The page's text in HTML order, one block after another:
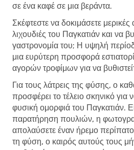
σε ένα καφέ σε μια βεράντα.
Σκέφτεστε να δοκιμάσετε μερικές
λιχουδιές του Παγκατιάν και να
γαστρονομία του; Η υψηλή
μια ευρύτερη προσφορά
αγορών τροφίμων για να
Για τους λάτρεις της φύσης, ο
προσφέρει το τέλειο σκηνικό για
φυσική ομορφιά του Παγκατιάν.
παρατήρηση πουλιών, η
απολαύσετε έναν ήρεμο
τη φύση, ο καιρός αυτούς τους